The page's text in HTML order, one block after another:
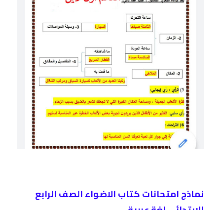
نماذج امتحانات كتاب الاضواء الصف الرابع